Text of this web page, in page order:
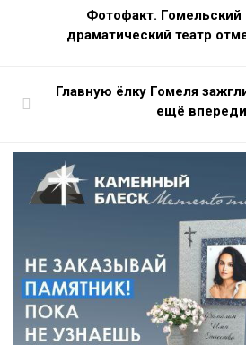
Фотофакт. Гомельский
драматический театр
Главную ёлку Гомеля
ещё впереди